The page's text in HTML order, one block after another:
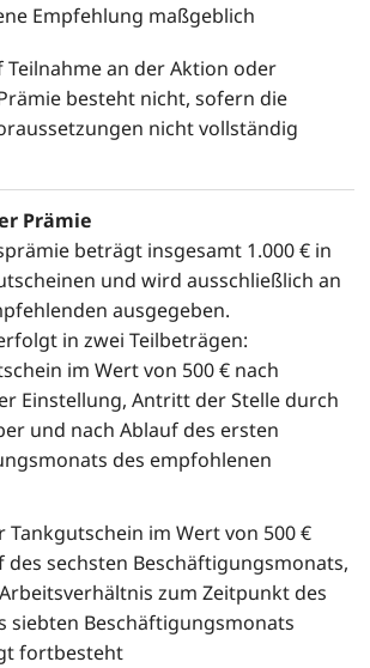
Empfehlung maßgeblich
Teilnahme an der Aktion oder
besteht nicht, sofern die
nicht vollständig
Prämie
beträgt insgesamt 1.000 € in
und wird ausschließlich an
ausgegeben.
in zwei Teilbeträgen:
im Wert von 500 € nach
Einstellung, Antritt der Stelle durch
und nach Ablauf des ersten
des empfohlenen
Tankgutschein im Wert von 500 €
des sechsten Beschäftigungsmonats,
zum Zeitpunkt des
siebten Beschäftigungsmonats
fortbesteht